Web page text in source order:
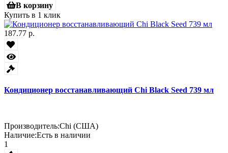
В корзину
Купить в 1 клик
187.77 р.
Кондиционер восстанавливающий Chi Black Seed 739 мл
Производитель:Chi (США)
Наличие:Есть в наличии
1